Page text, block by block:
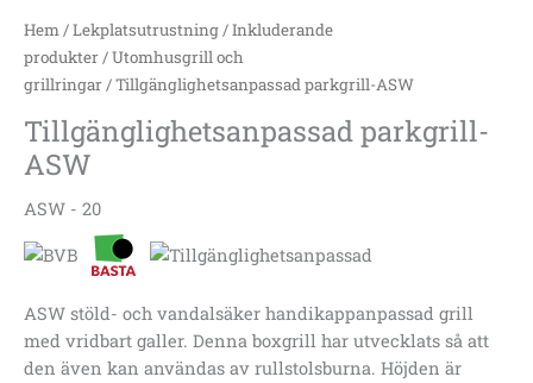
Hem/Lekplatsutrustning/Inkluderande
produkter/Utomhusgrill och
grillringar/ Tillgänglighetsanpassad parkgrill-ASW
Tillgänglighetsanpassad parkgrill-
ASW
ASW - 20
ASW stöld- och vandalsäker handikappanpassad grill
med vridbart galler. Denna boxgrill har utvecklats så att
den även kan användas av rullstolsburna. Höjden är